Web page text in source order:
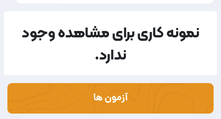
نمونه کاری برای مشاهده وجود
ندارد.
آزمون ها